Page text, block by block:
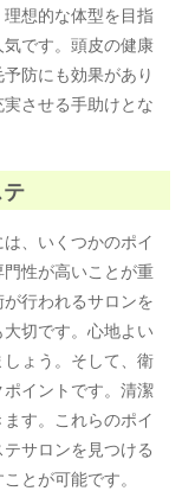
想的な体型を目指
です。頭皮の健康
防にも効果があり
させる手助けとな
、いくつかのポイ
性が高いことが重
行われるサロンを
切です。心地よい
ょう。そして、衛
イントです。清潔
す。これらのポイ
サロンを見つける
とが可能です。